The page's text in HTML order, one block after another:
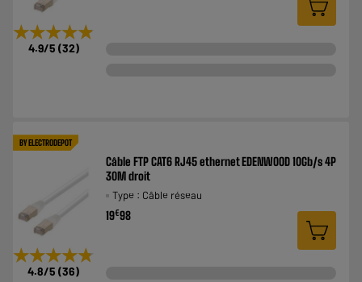
★★★★★
★★★★★
4.9/5 (32)
BY ELECTRODEPOT
★★★★★
★★★★★
4.8/5 (36)
Câble FTP CAT6 RJ45 ethernet EDENWOOD 10Gb/s 4P
30M droit
Type : Câble réseau
19€98